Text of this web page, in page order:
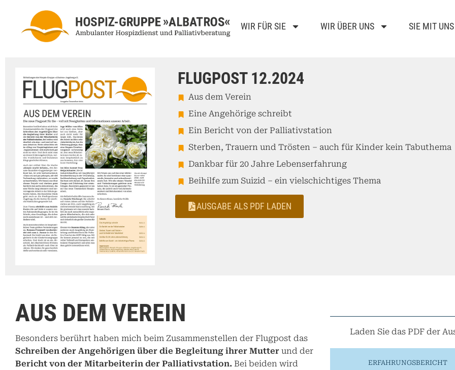
WIR FÜR SIE WIR ÜBER UNS SIE MIT UNS
FLUGPOST 12.2024
Aus dem Verein
Eine Angehörige schreibt
Ein Bericht von der Palliativstation
Sterben, Trauern und Trösten – auch für Kinder kein Tabuthema
Dankbar für 20 Jahre Lebenserfahrung
Beihilfe zum Suizid – ein vielschichtiges Thema
AUSGABE ALS PDF LADEN
AUS DEM VEREIN
Besonders berührt haben mich beim Zusammenstellen der Flugpost das
Schreiben der Angehörigen über die Begleitung ihrer Mutter und der
Bericht von der Mitarbeiterin der Palliativstation. Bei beiden wird
Laden Sie das PDF der
ERFAHRUNGSBERICHT